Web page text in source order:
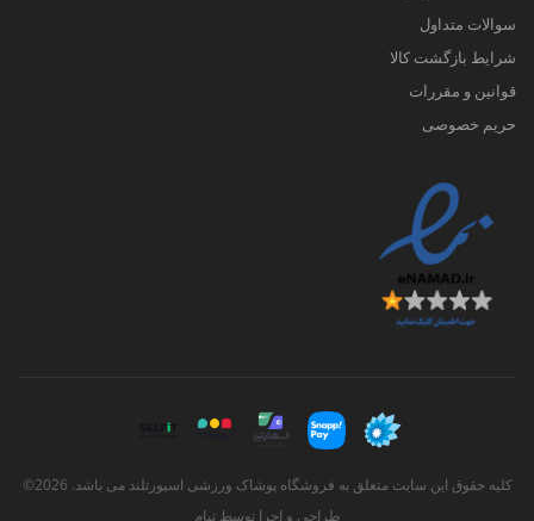
سوالات متداول
شرایط بازگشت کالا
قوانین و مقررات
حریم خصوصی
کلیه حقوق این سایت متعلق به فروشگاه پوشاک ورزشی اسپورتلند می باشد. 2026©
طراحی و اجرا توسطتیام